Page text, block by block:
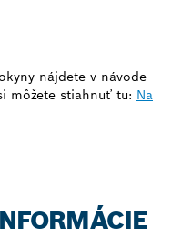
nájdete v návode
môžete stiahnuť tu: Na